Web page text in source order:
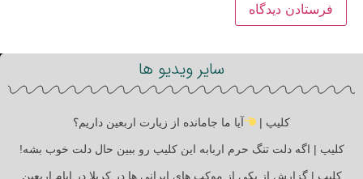
سایر ویدیو ها
کلیپ | آیا ما جامانده از زیارت اربعین داریم؟
کلیپ | اگه دلت تنگ حرم اربابه این کلیپ رو ببین حال دلت خوب بشه!
کلیپ | گزارش از یکی از موکب های ایرانی ها در کربلا در ایام اربعین